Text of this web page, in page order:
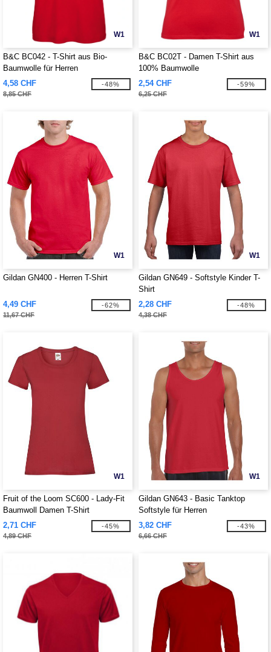
W1
B&C BC042 - T-Shirt aus Bio-
Baumwolle für Herren
4,58 CHF
8,85 CHF
-48%
W1
B&C BC02T - Damen T-Shirt aus
100% Baumwolle
2,54 CHF
6,25 CHF
-59%
W1
Gildan GN400 - Herren T-Shirt
4,49 CHF
11,67 CHF
-62%
W1
Gildan GN649 - Softstyle Kinder T-
Shirt
2,28 CHF
4,38 CHF
-48%
W1
Fruit of the Loom SC600 - Lady-Fit
Baumwoll Damen T-Shirt
2,71 CHF
4,89 CHF
-45%
W1
Gildan GN643 - Basic Tanktop
Softstyle für Herren
3,82 CHF
6,66 CHF
-43%